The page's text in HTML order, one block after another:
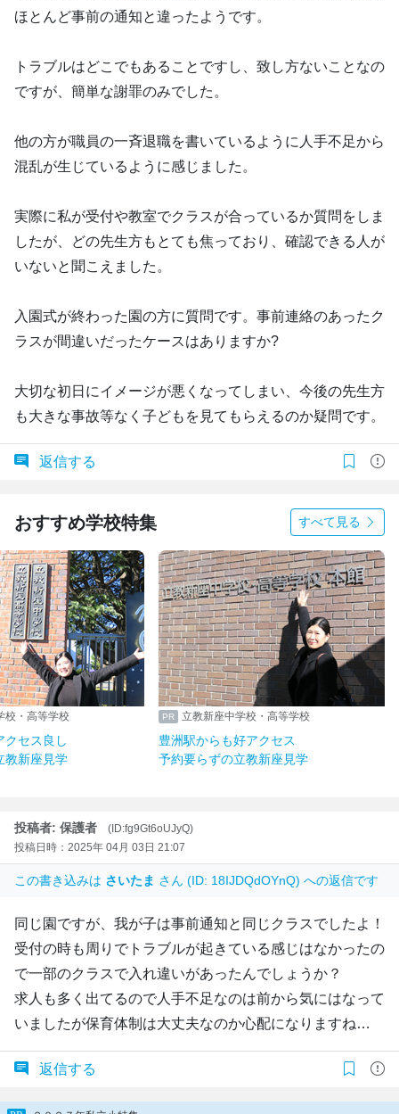
ほとんど事前の通知と違ったようです。
トラブルはどこでもあることですし、致し方ないことなの
ですが、簡単な謝罪のみでした。
他の方が職員の一斉退職を書いているように人手不足から
混乱が生じているように感じました。
実際に私が受付や教室でクラスが合っているか質問をしま
したが、どの先生方もとても焦っており、確認できる人が
いないと聞こえました。
入園式が終わった園の方に質問です。事前連絡のあったク
ラスが間違いだったケースはありますか?
大切な初日にイメージが悪くなってしまい、今後の先生方
も大きな事故等なく子どもを見てもらえるのか疑問です。
返信する
おすすめ学校特集 すべて見る
校・高等学校
クセス良し
教新座見学
立教新座中学校・高等学校
豊洲駅からも好アクセス
予約要らずの立教新座見学
投稿者: 保護者
(ID:fg9Gt6oUJyQ)
投稿日時：2025年 04月 03日 21:07
この書き込みは さいたま さん (ID: 18IJDQdOYnQ) への返信です
同じ園ですが、我が子は事前通知と同じクラスでしたよ！
受付の時も周りでトラブルが起きている感じはなかったの
で一部のクラスで入れ違いがあったんでしょうか？
求人も多く出てるので人手不足なのは前から気にはなって
いましたが保育体制は大丈夫なのか心配になりますね…
返信する